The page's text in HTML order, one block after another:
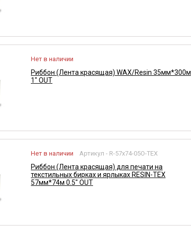
Нет в наличии
Риббон (Лента красящая) WAX/Resin 35мм*300м
1" OUT
Нет в наличии Артикул - R-57x74-05O-TEX
Риббон (Лента красящая) для печати на
текстильных бирках и ярлыках RESIN-TEX
57мм*74м 0.5" OUT